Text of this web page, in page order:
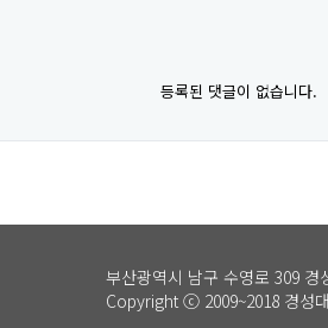
등록된 댓글이 없습니다.
부산광역시 남구 수영로 309 경
Copyright ⓒ 2009~2018 경성